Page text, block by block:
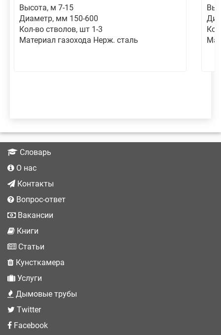
Высота, м 7-15
Диаметр, мм 150-600
Кол-во стволов, шт 1-3
Материал газохода Нерж. сталь
Словарь
О нас
Контакты
Вопрос-ответ
Вакансии
Книги
Статьи
Кунсткамера
Услуги
Дымовые трубы
Twitter
Facebook